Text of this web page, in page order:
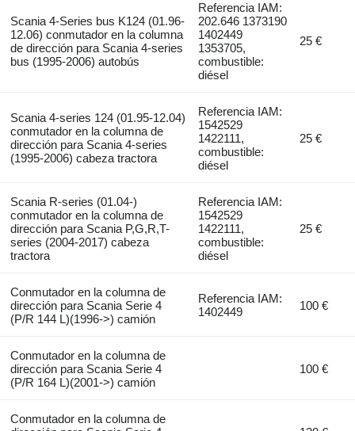
Scania 4-Series bus K124 (01.96-
12.06) conmutador en la columna
de dirección para Scania 4-series
bus (1995-2006) autobús
Referencia IAM:
202.646 1373190
1402449
1353705,
combustible:
diésel
25 €
Scania 4-series 124 (01.95-12.04)
conmutador en la columna de
dirección para Scania 4-series
(1995-2006) cabeza tractora
Referencia IAM:
1542529
1422111,
combustible:
diésel
25 €
Scania R-series (01.04-)
conmutador en la columna de
dirección para Scania P,G,R,T-
series (2004-2017) cabeza
tractora
Referencia IAM:
1542529
1422111,
combustible:
diésel
25 €
Conmutador en la columna de
dirección para Scania Serie 4
(P/R 144 L)(1996->) camión
Referencia IAM:
1402449
100 €
Conmutador en la columna de
dirección para Scania Serie 4
(P/R 164 L)(2001->) camión
100 €
Conmutador en la columna de